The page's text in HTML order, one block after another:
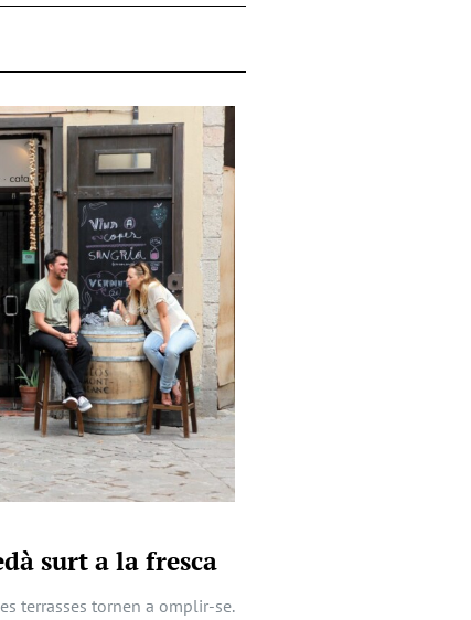
surt a la fresca
terrasses tornen a omplir-se.